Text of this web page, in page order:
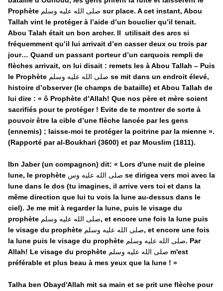
Prophète صلى الله عليه وسلم sur place. A cet instant, Abou
Tallah vint le protéger à l’aide d’un bouclier qu’il tenait.
Abou Talah était un bon archer. Il utilisait des arcs si
fréquemment qu’il lui arrivait d’en casser deux ou trois par
jour… Quand un passant porteur d’un carquois rempli de
flèches arrivait, on lui disait : remets les à Abou Tallah – Puis
le Prophète صلى الله عليه وسلم se mit dans un endroit élevé,
histoire d’observer (le champs de bataille) et Abou Tallah de
lui dire : « ô Prophète d’Allah! Que nos père et mère soient
sacrifiés pour te protéger ! Evite de te montrer de sorte à
pouvoir être la cible d’une flèche lancée par les gens
(ennemis) ; laisse-moi te protéger la poitrine par la mienne ».
(Rapporté par al-Boukhari (3600) et par Mouslim (1811).
Ibn Jaber (un compagnon) dit: « Lors d'une nuit de pleine
lune, le prophète صلى الله عليه وس se dirigea vers moi avec la
lune dans le dos (tu imagines, il arrive vers toi et dans la
même direction que lui tu vois la lune au-dessus dans le
ciel). Je me mit à regarder la lune, puis le visage du
prophète صلى الله عليه وسلم, et encore une fois la lune puis
le visage du prophète صلى الله عليه وسلم, et encore une fois
la lune puis le visage du prophète صلى الله عليه وسلم. Par
Allah! Le visage du prophète صلى الله عليه وسلم m'est
préférable et plus beau à mes yeux que la lune ! »
Talha ben Obayd'Allah mit sa main et se prit une flèche pour